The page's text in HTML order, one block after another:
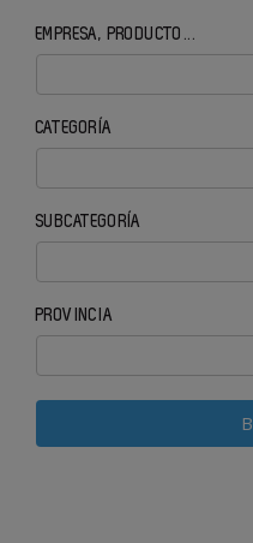
EMPRESA, PRODUCTO...
CATEGORÍA
SUBCATEGORÍA
PROVINCIA